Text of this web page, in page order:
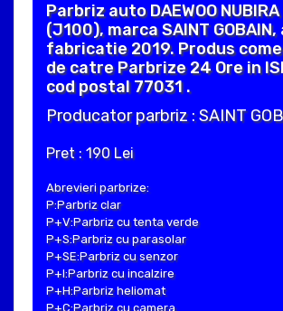
Parbriz auto DAEWOO
(J100), marca SAINT GOBAIN,
fabricatie 2019. Produs
de catre Parbrize 24 Ore in
cod postal 77031 .
Producator parbriz : SAINT
Pret : 190 Lei
Abrevieri parbrize:
P:Parbriz clar
P+V:Parbriz cu tenta verde
P+S:Parbriz cu parasolar
P+SE:Parbriz cu senzor
P+I:Parbriz cu incalzire
P+H:Parbriz heliomat
P+C:Parbriz cu camera